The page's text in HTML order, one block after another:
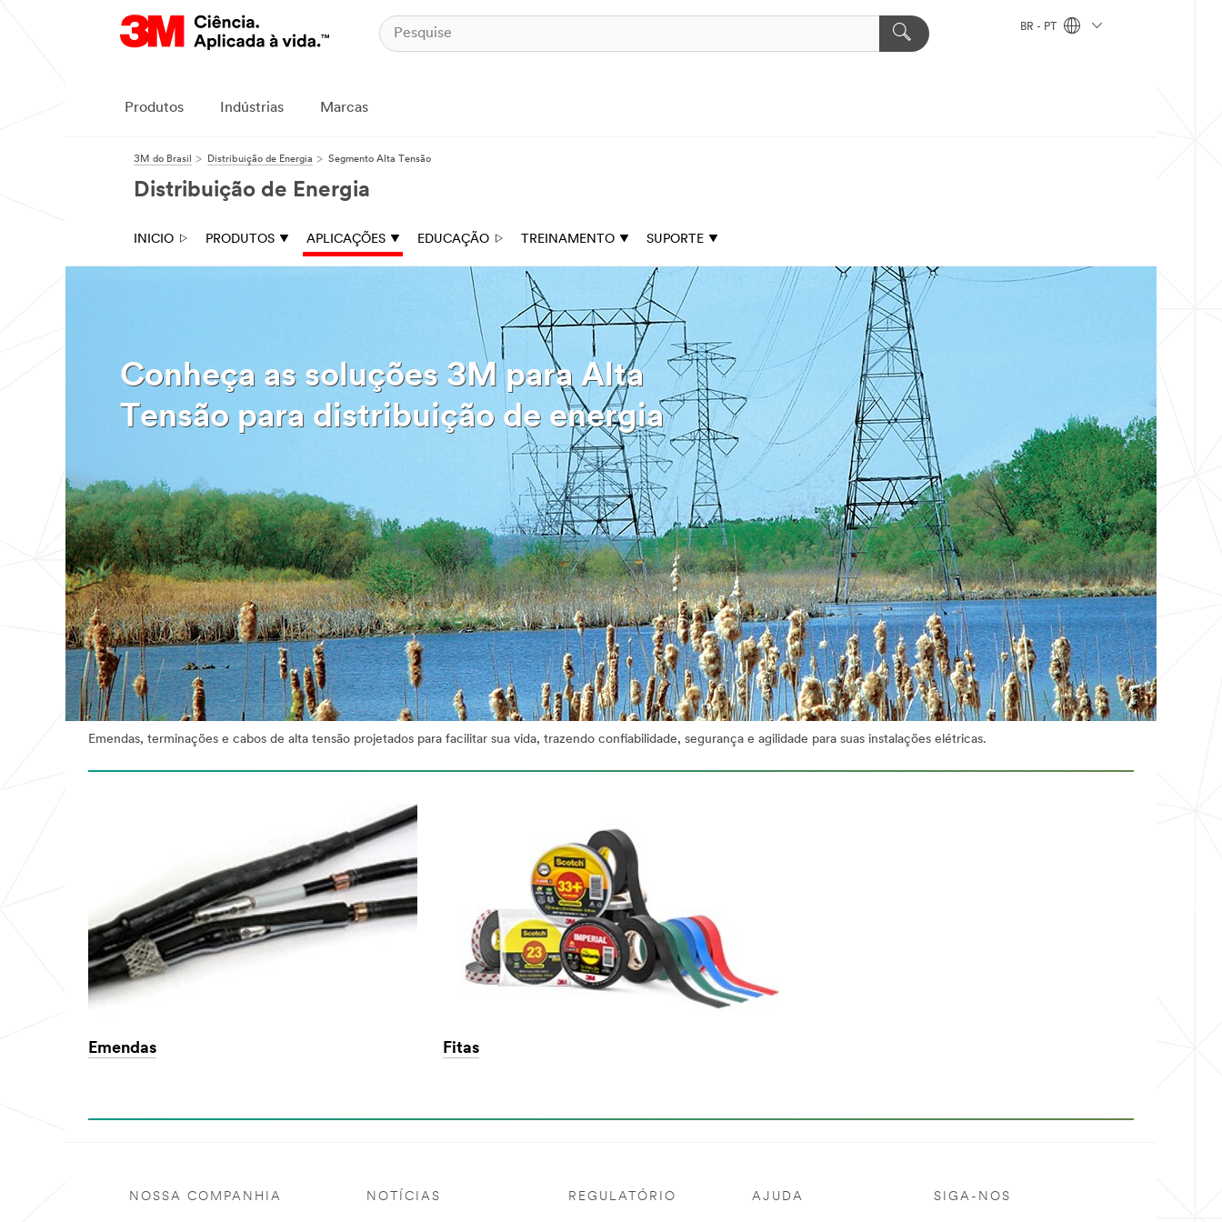
BR - PT
Produtos Indústrias Marcas
3M do Brasil Distribuição de Energia Segmento Alta Tensão
Distribuição de Energia
INICIO PRODUTOS APLICAÇÕES EDUCAÇÃO TREINAMENTO SUPORTE
Conheça as soluções 3M para Alta
Tensão para distribuição de energia
Emendas, terminações e cabos de alta tensão projetados para facilitar sua vida, trazendo confiabilidade, segurança e agilidade para suas instalações elétricas.
Emendas Fitas
NOSSA COMPANHIA NOTÍCIAS REGULATÓRIO AJUDA SIGA-NOS